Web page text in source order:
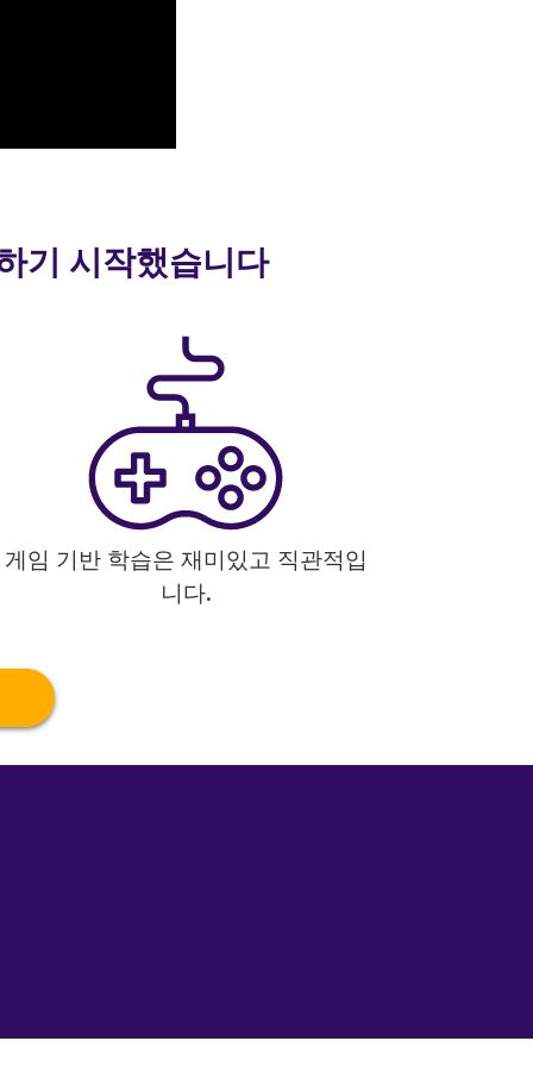
기 시작했습니다
게임 기반 학습은 재미있고 직관적입
니다.